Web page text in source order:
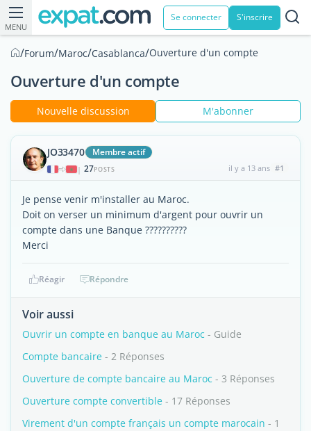
MENU
Se connecter S'inscrire
/Forum/Maroc/Casablanca/Ouverture d'un compte
Ouverture d'un compte
Nouvelle discussion M'abonner
JO33470 Membre actif
| 27POSTS il y a 13 ans #1
Je pense venir m'installer au Maroc.
Doit on verser un minimum d'argent pour ouvrir un
compte dans une Banque ??????????
Merci
Réagir Répondre
Voir aussi
Ouvrir un compte en banque au Maroc - Guide
Compte bancaire - 2 Réponses
Ouverture de compte bancaire au Maroc - 3 Réponses
Ouverture compte convertible - 17 Réponses
Virement d'un compte français un compte marocain - 1